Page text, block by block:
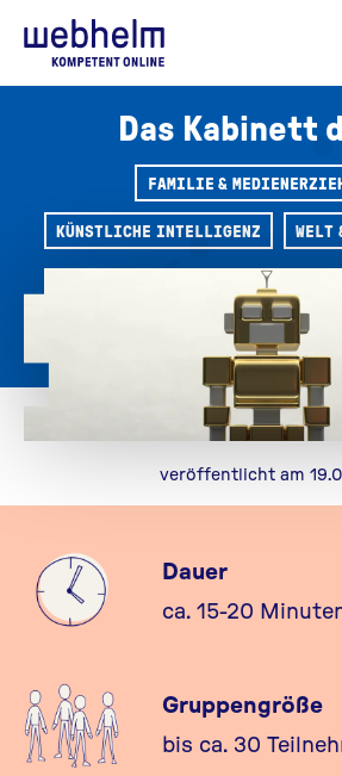
Zur
Das Kabinett
FAMILIE &
KÜNSTLICHE INTELLIGENZ WELT
veröffentlicht am
Dauer
ca. 15-20
Gruppengröße
bis ca. 30